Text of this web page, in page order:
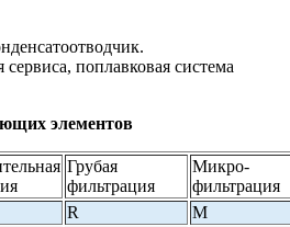
поплавковая система
элементов
Грубая
фильтрация
Микро-
фильтрация
R
M